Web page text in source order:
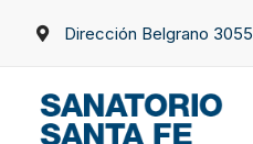
Dirección Belgrano 3055